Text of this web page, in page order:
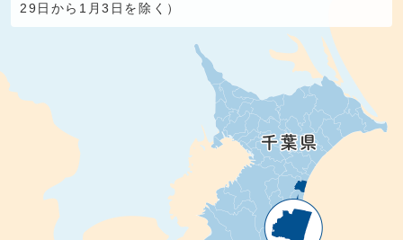
29日から1月3日を除く）